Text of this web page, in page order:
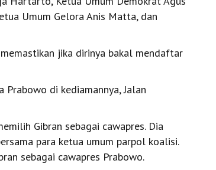
Umum Gelora Anis Matta, dan
jika dirinya bakal mendaftar
di kediamannya, Jalan
Gibran sebagai cawapres. Dia
para ketua umum parpol koalisi.
sebagai cawapres Prabowo.